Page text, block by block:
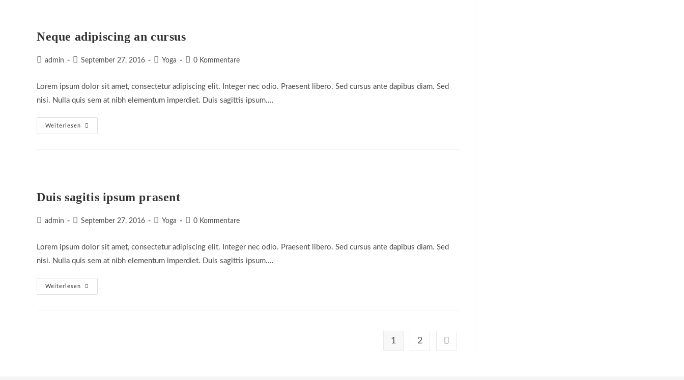
Neque adipiscing an cursus
Beitrags-
admin
Beitrag
September 27, 2016
Beitrags-
Yoga
Beitrags-
0 Kommentare
Lorem ipsum dolor sit amet, consectetur adipiscing elit. Integer nec odio. Praesent libero. Sed cursus ante dapibus diam. Sed
nisi. Nulla quis sem at nibh elementum imperdiet. Duis sagittis ipsum.…
Weiterlesen
Neque
Adipiscing
Duis sagitis ipsum prasent
Beitrags-
admin
Beitrag
September 27, 2016
Beitrags-
Yoga
Beitrags-
0 Kommentare
Lorem ipsum dolor sit amet, consectetur adipiscing elit. Integer nec odio. Praesent libero. Sed cursus ante dapibus diam. Sed
nisi. Nulla quis sem at nibh elementum imperdiet. Duis sagittis ipsum.…
Weiterlesen
Duis
Sagitis
1 2 Gehe zur nächsten Seite